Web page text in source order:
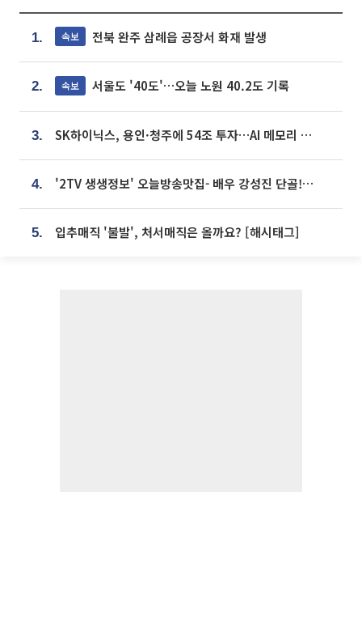
1. 속보 전북 완주 삼례읍 공장서 화재 발생
2. 속보 서울도 '40도'…오늘 노원 40.2도 기록
3. SK하이닉스, 용인·청주에 54조 투자…AI 메모리 생산기지 키운다
4. '2TV 생생정보' 오늘방송맛집- 배우 강성진 단골! 쌀국수ㆍ푸팟퐁 커리 맛집 '블○○○'
5. 입추매직 '불발', 처서매직은 올까요? [해시태그]